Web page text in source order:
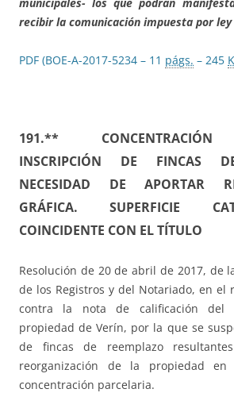
recibir la comunicación impuesta por ley
PDF (BOE-A-2017-5234 – 11 págs. – 245
191.** CONCENTRACIÓN
INSCRIPCIÓN DE FINCAS
NECESIDAD DE APORTAR
GRÁFICA. SUPERFICIE
COINCIDENTE CON EL TÍTULO
Resolución de 20 de abril de 2017, de
de los Registros y del Notariado, en el
contra la nota de calificación del
propiedad de Verín, por la que se
de fincas de reemplazo
reorganización de la propiedad en
concentración parcelaria.